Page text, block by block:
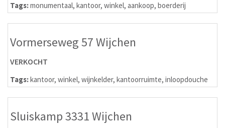
Tags:monumentaal, kantoor, winkel, aankoop, boerderij
Vormerseweg 57 Wijchen
VERKOCHT
Tags:kantoor, winkel, wijnkelder, kantoorruimte, inloopdouche
Sluiskamp 3331 Wijchen